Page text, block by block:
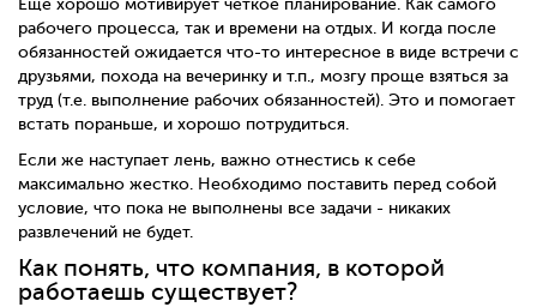
Еще хорошо мотивирует четкое планирование. Как самого
рабочего процесса, так и времени на отдых. И когда после
обязанностей ожидается что-то интересное в виде встречи с
друзьями, похода на вечеринку и т.п., мозгу проще взяться за
труд (т.е. выполнение рабочих обязанностей). Это и помогает
встать пораньше, и хорошо потрудиться.
Если же наступает лень, важно отнестись к себе
максимально жестко. Необходимо поставить перед собой
условие, что пока не выполнены все задачи - никаких
развлечений не будет.
Как понять, что компания, в которой
работаешь существует?